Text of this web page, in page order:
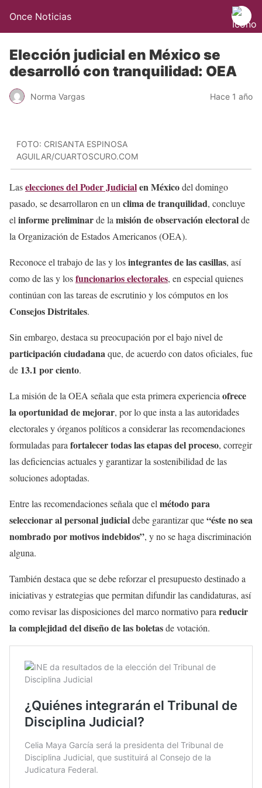
Once Noticias
Elección judicial en México se
desarrolló con tranquilidad: OEA
Norma Vargas Hace 1 año
FOTO: CRISANTA ESPINOSA
AGUILAR/CUARTOSCURO.COM
Laselecciones del Poder Judicialen Méxicodel domingo
pasado, se desarrollaron en un clima de tranquilidad, concluye
el informe preliminarde la misión de observación electoralde
la Organización de Estados Americanos (OEA).
Reconoce el trabajo de las y losintegrantes de las casillas, así
como de las y losfuncionarios electorales, en especial quienes
continúan con las tareas de escrutinio y los cómputos en los
Consejos Distritales.
Sin embargo, destaca su preocupación por el bajo nivel de
participación ciudadanaque, de acuerdo con datos oficiales, fue
de 13.1 por ciento.
La misión de la OEA señala que esta primera experiencia ofrece
la oportunidad de mejorar, por lo que insta a las autoridades
electorales y órganos políticos a considerar las recomendaciones
formuladas para fortalecer todas las etapas del proceso, corregir
las deficiencias actuales y garantizar la sostenibilidad de las
soluciones adoptadas.
Entre las recomendaciones señala que el método para
seleccionar al personal judicialdebe garantizar que“éste no sea
nombrado por motivos indebidos”, y no se haga discriminación
alguna.
También destaca que se debe reforzar el presupuesto destinado a
iniciativas y estrategias que permitan difundir las candidaturas, así
como revisar las disposiciones del marco normativo para reducir
la complejidad del diseño de las boletasde votación.